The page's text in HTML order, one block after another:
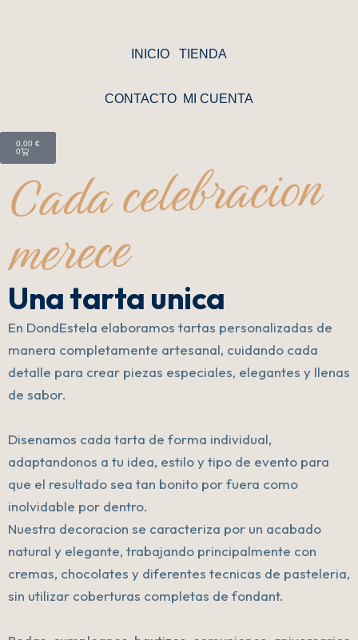
INICIO TIENDA
CONTACTO MI CUENTA
0,00 €
0
Cada celebracion
merece
Una tarta unica
En DondEstela elaboramos tartas personalizadas de
manera completamente artesanal, cuidando cada
detalle para crear piezas especiales, elegantes y llenas
de sabor.
Disenamos cada tarta de forma individual,
adaptandonos a tu idea, estilo y tipo de evento para
que el resultado sea tan bonito por fuera como
inolvidable por dentro.
Nuestra decoracion se caracteriza por un acabado
natural y elegante, trabajando principalmente con
cremas, chocolates y diferentes tecnicas de pasteleria,
sin utilizar coberturas completas de fondant.